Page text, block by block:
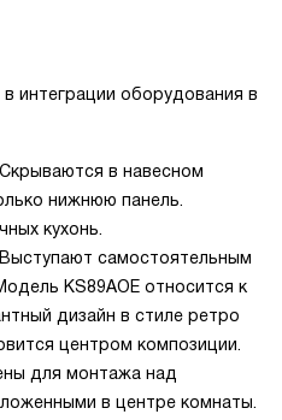
интеграции оборудования в
Скрываются в навесном
нижнюю панель.
кухонь.
Выступают самостоятельным
KS89AOE относится к
дизайн в стиле ретро
центром композиции.
для монтажа над
в центре комнаты.